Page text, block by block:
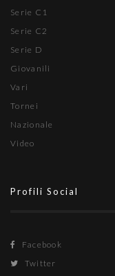
Serie C1
Serie C2
Serie D
Giovanili
Vari
Tornei
Nazionale
Video
Profili Social
Facebook
Twitter